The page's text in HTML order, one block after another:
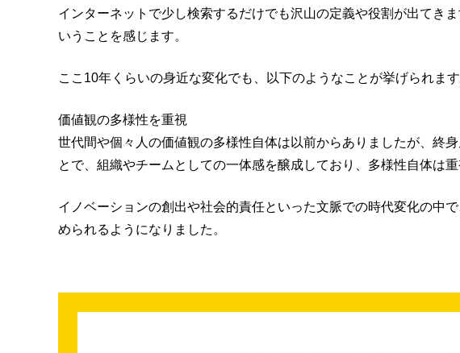
インターネットで少し検索するだけでも沢山の定義や役割が出てき
いうことを感じます。
ここ10年くらいの身近な変化でも、以下のようなことが挙げられます
価値観の多様性を重視
世代間や個々人の価値観の多様性自体は以前からありましたが、終
とで、組織やチームとしての一体感を醸成しており、多様性自体は重
イノベーションの創出や社会的責任といった文脈での時代変化の中
められるようになりました。